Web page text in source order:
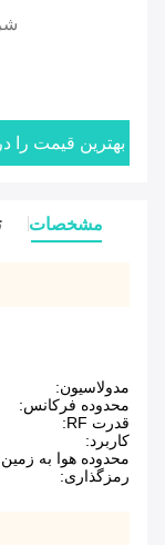
بهترین قیمت را
مشخصات
مدولاسیون:
محدوده فرکانس:
قدرت RF:
کاربرد:
محدوده هوا به
رمزگذاری: